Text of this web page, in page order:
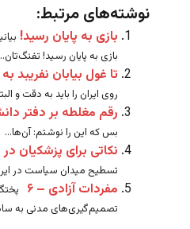
نوشته‌های مرتبط:
بازی به پایان رسید!
بازی به پایان رسید!
تا غول بیابان نفریبد
روی ایران را باید به دقت و
رقم مغلطه بر دفتر
بس که این را نوشتم: آن‌ها...
نکاتی برای پزشکیان
تسطیح میدان سیاست در
مفردات آزادی – ۶
تصمیم‌گیری‌های مدنی به